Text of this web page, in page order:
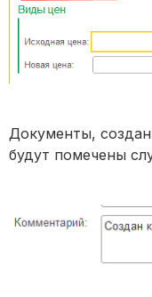
Документы,
будут помечены